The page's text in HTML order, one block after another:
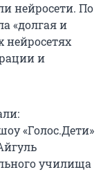
нейросети. По
«долгая и
нейросетях
и
«Голос.Дети»
училища